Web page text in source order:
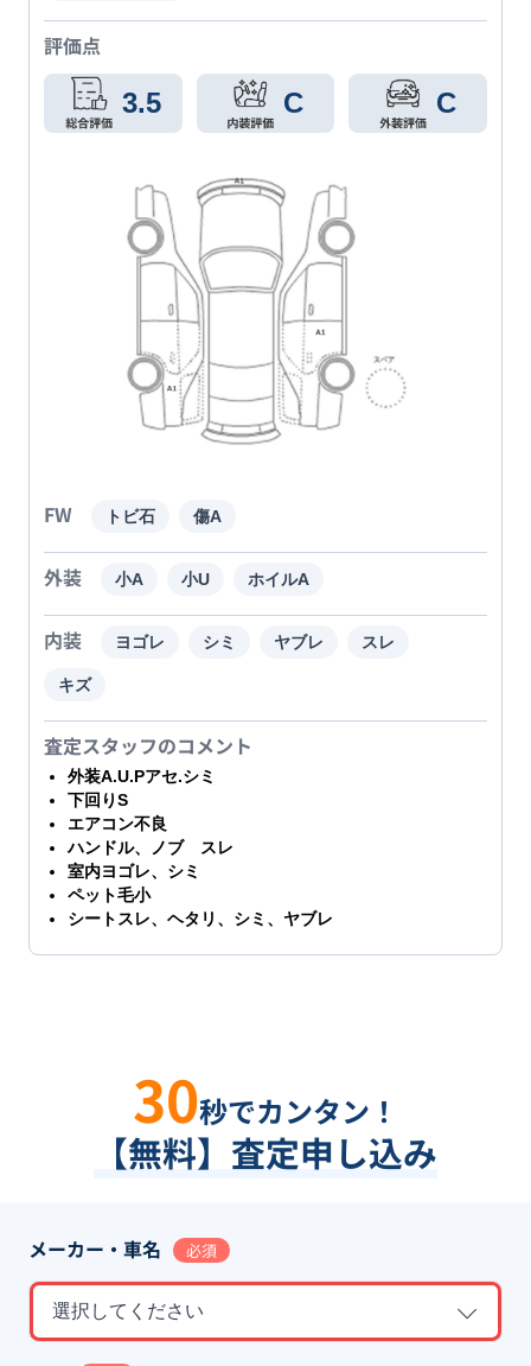
評価点
3.5 C C
FW トビ石 傷A
外装 小A 小U ホイルA
内装 ヨゴレ シミ ヤブレ スレ
キズ
査定スタッフのコメント
外装A.U.Pアセ.シミ
下回りS
エアコン不良
ハンドル、ノブ スレ
室内ヨゴレ、シミ
ペット毛小
シートスレ、ヘタリ、シミ、ヤブレ
30秒でカンタン！
【無料】査定申し込み
メーカー・車名 必須
選択してください